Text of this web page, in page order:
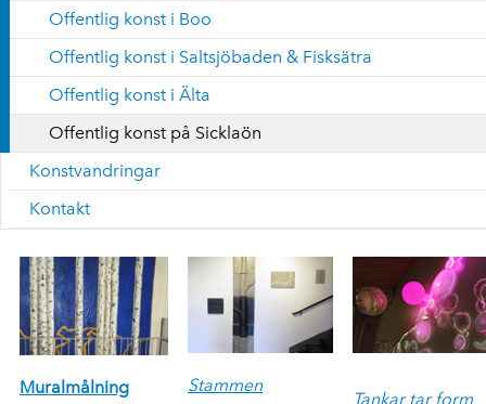
Offentlig konst i Boo
Offentlig konst i Saltsjöbaden & Fisksätra
Offentlig konst i Älta
Offentlig konst på Sicklaön
Konstvandringar
Kontakt
Muralmålning
Stammen
Tankar tar form